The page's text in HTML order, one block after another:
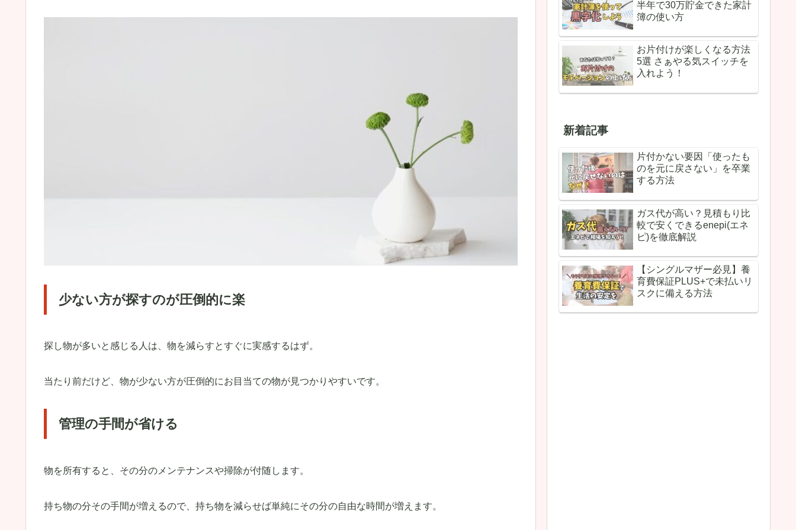
少ない方が探すのが圧倒的に楽
探し物が多いと感じる人は、物を減らすとすぐに実感するはず。
当たり前だけど、物が少ない方が圧倒的にお目当ての物が見つかりやすいです。
管理の手間が省ける
物を所有すると、その分のメンテナンスや掃除が付随します。
持ち物の分その手間が増えるので、持ち物を減らせば単純にその分の自由な時間が増えます。
半年で30万貯金できた家計
簿の使い方
お片付けが楽しくなる方法
5選 さぁやる気スイッチを
入れよう！
新着記事
片付かない要因「使ったも
のを元に戻さない」を卒業
する方法
ガス代が高い？見積もり比
較で安くできるenepi(エネ
ピ)を徹底解説
【シングルマザー必見】養
育費保証PLUS+で未払いリ
スクに備える方法